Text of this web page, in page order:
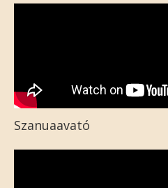
Szanuaavató